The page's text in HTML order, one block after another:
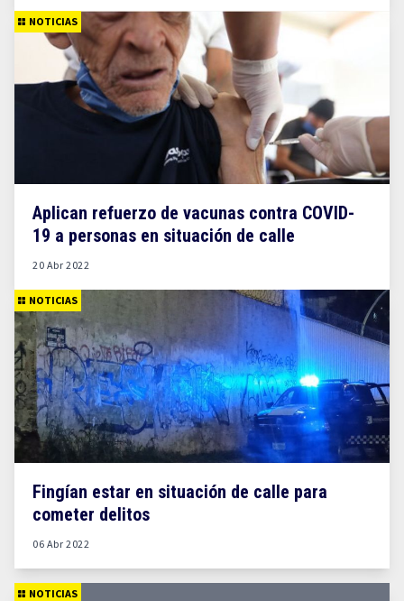
NOTICIAS
Aplican refuerzo de vacunas contra COVID-
19 a personas en situación de calle
20 Abr 2022
NOTICIAS
Fingían estar en situación de calle para
cometer delitos
06 Abr 2022
NOTICIAS